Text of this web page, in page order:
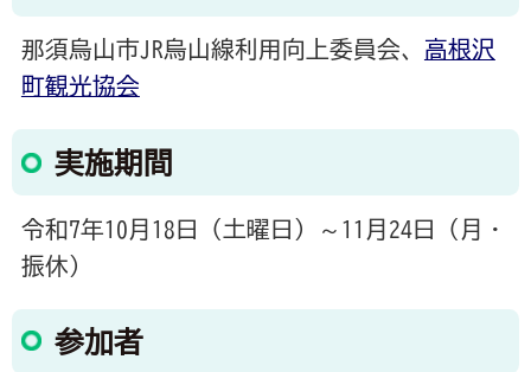
那須烏山市JR烏山線利用向上委員会、 高根沢
町観光協会
実施期間
令和7年10月18日（土曜日）～11月24日（月・
振休）
参加者